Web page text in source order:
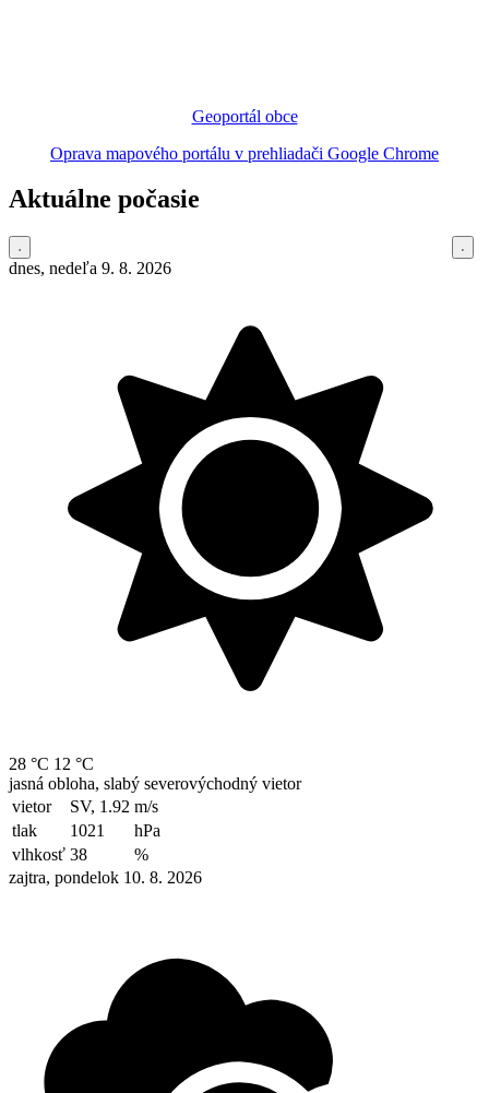
Geoportál obce
Oprava mapového portálu v prehliadači Google Chrome
Aktuálne počasie
dnes, nedeľa 9. 8. 2026
28 °C 12 °C
jasná obloha, slabý severovýchodný vietor
vietor
SV, 1.92 m/s
tlak
1021
hPa
vlhkosť 38
%
zajtra, pondelok 10. 8. 2026